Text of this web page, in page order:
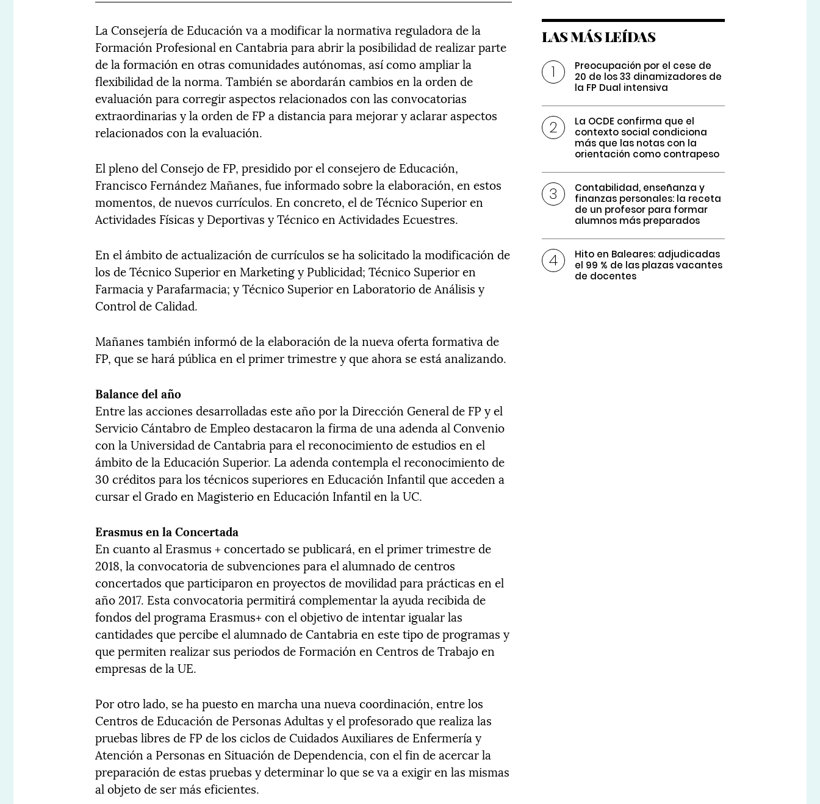
La Consejería de Educación va a modificar la normativa reguladora de la
Formación Profesional en Cantabria para abrir la posibilidad de realizar parte
de la formación en otras comunidades autónomas, así como ampliar la
flexibilidad de la norma. También se abordarán cambios en la orden de
evaluación para corregir aspectos relacionados con las convocatorias
extraordinarias y la orden de FP a distancia para mejorar y aclarar aspectos
relacionados con la evaluación.
El pleno del Consejo de FP, presidido por el consejero de Educación,
Francisco Fernández Mañanes, fue informado sobre la elaboración, en estos
momentos, de nuevos currículos. En concreto, el de Técnico Superior en
Actividades Físicas y Deportivas y Técnico en Actividades Ecuestres.
En el ámbito de actualización de currículos se ha solicitado la modificación de
los de Técnico Superior en Marketing y Publicidad; Técnico Superior en
Farmacia y Parafarmacia; y Técnico Superior en Laboratorio de Análisis y
Control de Calidad.
Mañanes también informó de la elaboración de la nueva oferta formativa de
FP, que se hará pública en el primer trimestre y que ahora se está analizando.
Balance del año
Entre las acciones desarrolladas este año por la Dirección General de FP y el
Servicio Cántabro de Empleo destacaron la firma de una adenda al Convenio
con la Universidad de Cantabria para el reconocimiento de estudios en el
ámbito de la Educación Superior. La adenda contempla el reconocimiento de
30 créditos para los técnicos superiores en Educación Infantil que acceden a
cursar el Grado en Magisterio en Educación Infantil en la UC.
Erasmus en la Concertada
En cuanto al Erasmus + concertado se publicará, en el primer trimestre de
2018, la convocatoria de subvenciones para el alumnado de centros
concertados que participaron en proyectos de movilidad para prácticas en el
año 2017. Esta convocatoria permitirá complementar la ayuda recibida de
fondos del programa Erasmus+ con el objetivo de intentar igualar las
cantidades que percibe el alumnado de Cantabria en este tipo de programas y
que permiten realizar sus periodos de Formación en Centros de Trabajo en
empresas de la UE.
Por otro lado, se ha puesto en marcha una nueva coordinación, entre los
Centros de Educación de Personas Adultas y el profesorado que realiza las
pruebas libres de FP de los ciclos de Cuidados Auxiliares de Enfermería y
Atención a Personas en Situación de Dependencia, con el fin de acercar la
preparación de estas pruebas y determinar lo que se va a exigir en las mismas
al objeto de ser más eficientes.
LAS MÁS LEÍDAS
Preocupación por el cese de
20 de los 33 dinamizadores de
la FP Dual intensiva
La OCDE confirma que el
contexto social condiciona
más que las notas con la
orientación como contrapeso
Contabilidad, enseñanza y
finanzas personales: la receta
de un profesor para formar
alumnos más preparados
Hito en Baleares: adjudicadas
el 99 % de las plazas vacantes
de docentes